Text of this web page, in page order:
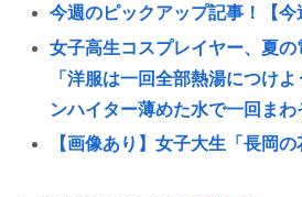
今週のピックアップ記事！【今
女子高生コスプレイヤー、夏
「洋服は一回全部熱湯につけ
ンハイター薄めた水で一回まわ
【画像あり】女子大生「長岡